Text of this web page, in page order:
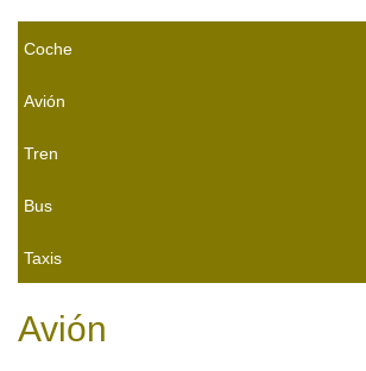
Coche
Avión
Tren
Bus
Taxis
Avión